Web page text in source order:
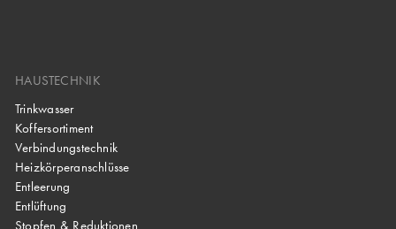
HAUSTECHNIK
Trinkwasser
Koffersortiment
Verbindungstechnik
Heizkörperanschlüsse
Entleerung
Entlüftung